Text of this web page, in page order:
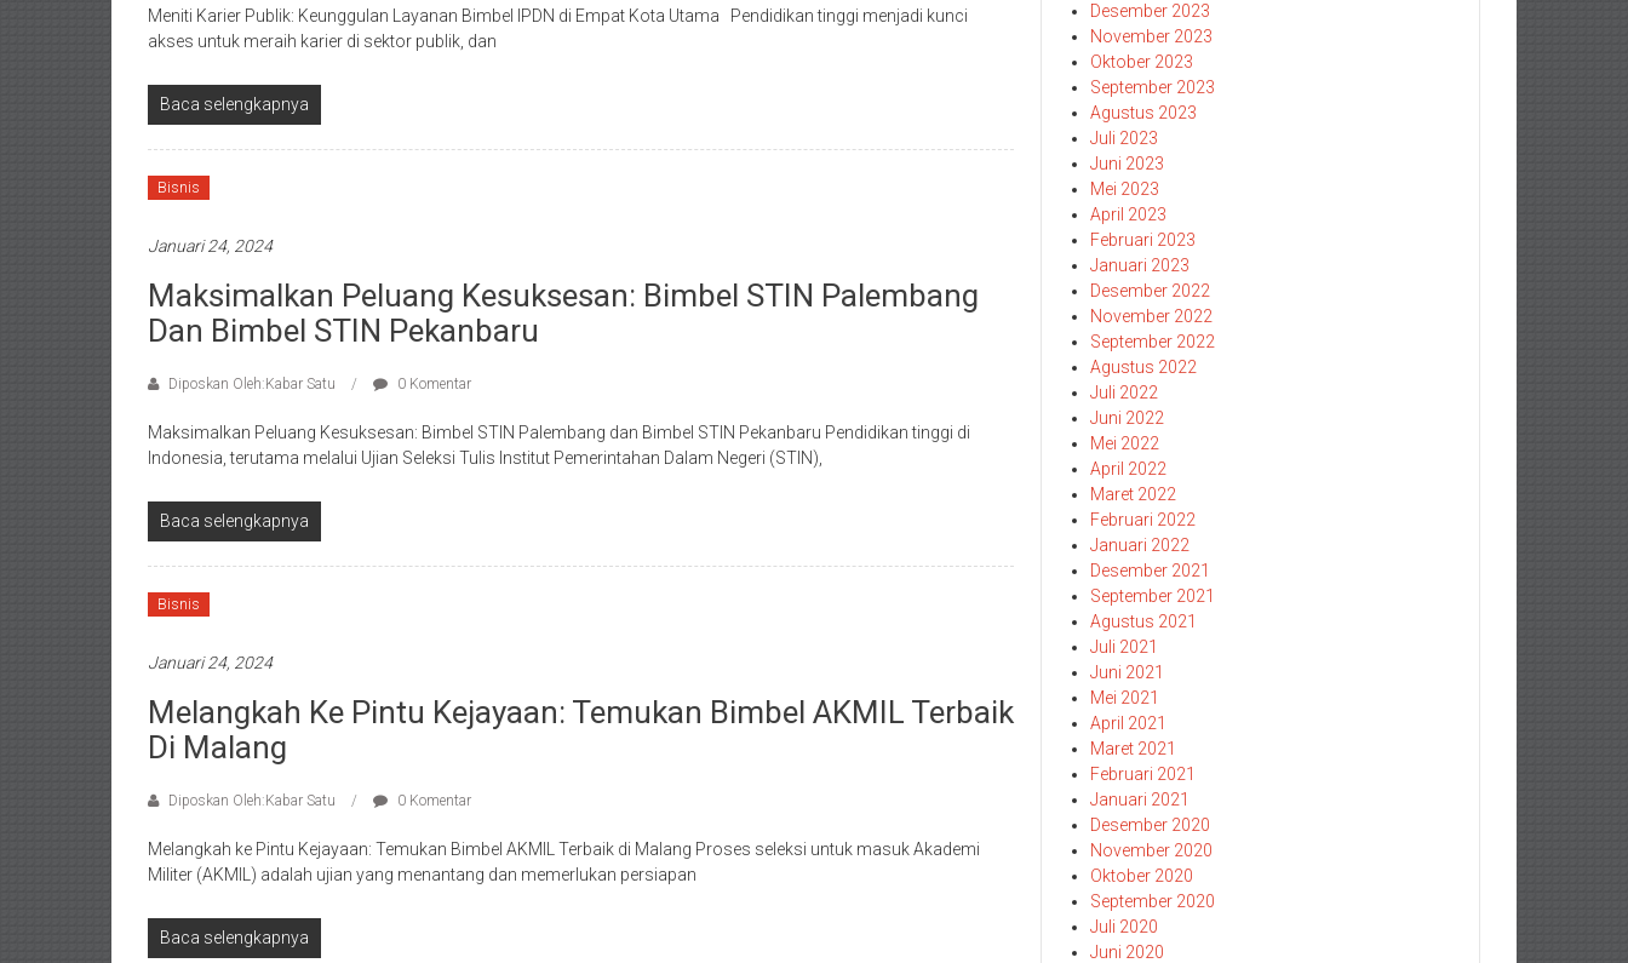
Meniti Karier Publik: Keunggulan Layanan Bimbel IPDN di Empat Kota Utama Pendidikan tinggi menjadi kunci
akses untuk meraih karier di sektor publik, dan
Baca selengkapnya
Bisnis
Januari 24, 2024
Maksimalkan Peluang Kesuksesan: Bimbel STIN Palembang
Dan Bimbel STIN Pekanbaru
Diposkan Oleh:Kabar Satu 0 Komentar
Maksimalkan Peluang Kesuksesan: Bimbel STIN Palembang dan Bimbel STIN Pekanbaru Pendidikan tinggi di
Indonesia, terutama melalui Ujian Seleksi Tulis Institut Pemerintahan Dalam Negeri (STIN),
Baca selengkapnya
Bisnis
Januari 24, 2024
Melangkah Ke Pintu Kejayaan: Temukan Bimbel AKMIL Terbaik
Di Malang
Diposkan Oleh:Kabar Satu 0 Komentar
Melangkah ke Pintu Kejayaan: Temukan Bimbel AKMIL Terbaik di Malang Proses seleksi untuk masuk Akademi
Militer (AKMIL) adalah ujian yang menantang dan memerlukan persiapan
Baca selengkapnya
Desember 2023
November 2023
Oktober 2023
September 2023
Agustus 2023
Juli 2023
Juni 2023
Mei 2023
April 2023
Februari 2023
Januari 2023
Desember 2022
November 2022
September 2022
Agustus 2022
Juli 2022
Juni 2022
Mei 2022
April 2022
Maret 2022
Februari 2022
Januari 2022
Desember 2021
September 2021
Agustus 2021
Juli 2021
Juni 2021
Mei 2021
April 2021
Maret 2021
Februari 2021
Januari 2021
Desember 2020
November 2020
Oktober 2020
September 2020
Juli 2020
Juni 2020